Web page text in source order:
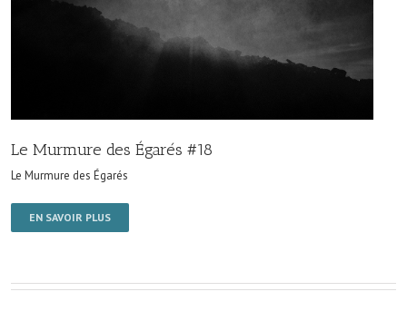
Le Murmure des Égarés #18
Le Murmure des Égarés
EN SAVOIR PLUS